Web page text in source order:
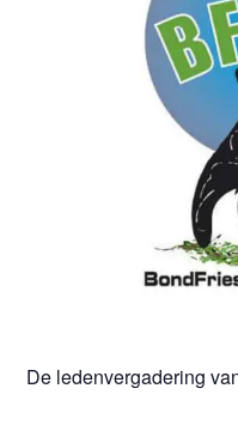
De ledenvergadering